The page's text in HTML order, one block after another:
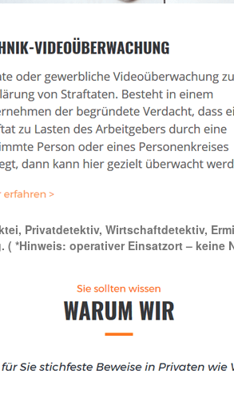
Privatdetektiv, Wirtschaftdetektiv,
( *Hinweis: operativer Einsatzort – keine